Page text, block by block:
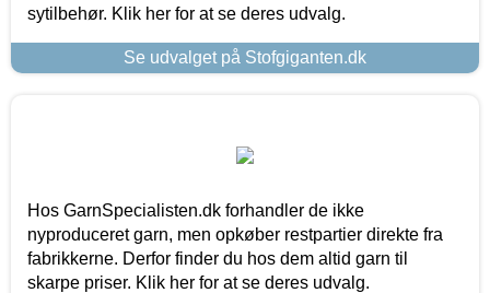
sytilbehør. Klik her for at se deres udvalg.
Se udvalget på Stofgiganten.dk
Hos GarnSpecialisten.dk forhandler de ikke
nyproduceret garn, men opkøber restpartier direkte fra
fabrikkerne. Derfor finder du hos dem altid garn til
skarpe priser. Klik her for at se deres udvalg.